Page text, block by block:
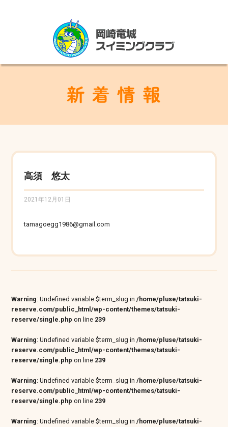
高須 悠太
2021年12月01日
tamagoegg1986@gmail.com
Warning: Undefined variable $term_slug in/home/pluse/tatsuki-
reserve.com/public_html/wp-content/themes/tatsuki-
reserve/single.php on line 239
Warning: Undefined variable $term_slug in/home/pluse/tatsuki-
reserve.com/public_html/wp-content/themes/tatsuki-
reserve/single.php on line 239
Warning: Undefined variable $term_slug in/home/pluse/tatsuki-
reserve.com/public_html/wp-content/themes/tatsuki-
reserve/single.php on line 239
Warning: Undefined variable $term_slug in/home/pluse/tatsuki-